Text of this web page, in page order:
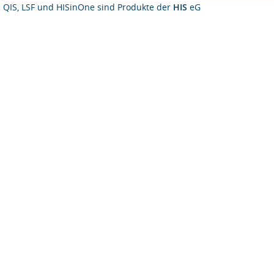
QIS, LSF und HISinOne sind Produkte der HIS eG